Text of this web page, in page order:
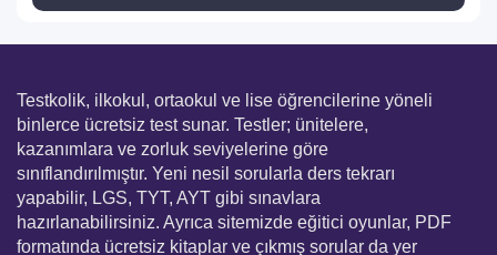
Testkolik, ilkokul, ortaokul ve lise öğrencilerine yöneli
binlerce ücretsiz test sunar. Testler; ünitelere,
kazanımlara ve zorluk seviyelerine göre
sınıflandırılmıştır. Yeni nesil sorularla ders tekrarı
yapabilir, LGS, TYT, AYT gibi sınavlara
hazırlanabilirsiniz. Ayrıca sitemizde eğitici oyunlar, PDF
formatında ücretsiz kitaplar ve çıkmış sorular da yer